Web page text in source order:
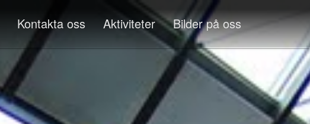
Kontakta oss Aktiviteter Bilder på oss